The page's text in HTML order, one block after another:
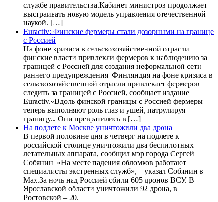
службе правительства.Кабинет министров продолжает
выстраивать новую модель управления отечественной
наукой. […]
Euractiv: Финские фермеры стали дозорными на границе
с Россией
На фоне кризиса в сельскохозяйственной отрасли
финские власти привлекли фермеров к наблюдению за
границей с Россией для создания неформальной сети
раннего предупреждения. Финляндия на фоне кризиса в
сельскохозяйственной отрасли привлекает фермеров
следить за границей с Россией, сообщает издание
Euractiv.«Вдоль финской границы с Россией фермеры
теперь выполняют роль глаз и ушей, патрулируя
границу... Они превратились в […]
На подлете к Москве уничтожили два дрона
В первой половине дня в четверг на подлете к
российской столице уничтожили два беспилотных
летательных аппарата, сообщил мэр города Сергей
Собянин. «На месте падения обломков работают
специалисты экстренных служб», – указал Собянин в
Max.За ночь над Россией сбили 605 дронов ВСУ. В
Ярославской области уничтожили 92 дрона, в
Ростовской – 20.